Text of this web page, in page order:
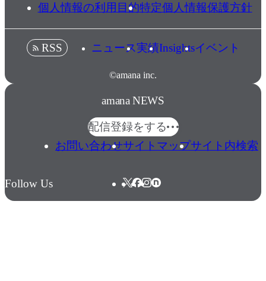
個人情報の利用目的特定個人情報保護方針
©amana inc.
RSS ニュース実績Insightsイベント
amana NEWS
配信登録をする
お問い合わせサイトマップサイト内検索
Follow Us